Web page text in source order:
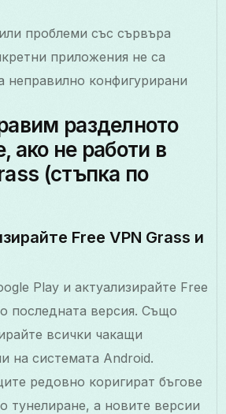
проблеми със сървъра
приложения не са
неправилно конфигурирани
разделното
ако не работи в
(стъпка по
Free VPN Grass и
Play и актуализирайте Free
последната версия. Също
всички чакащи
на системата Android.
редовно коригират бъгове
тунелиране, а новите версии